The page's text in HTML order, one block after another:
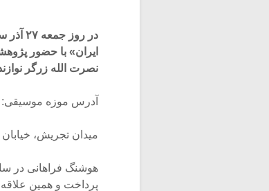
ایران» با حضور
نصرت­ الله زرگر
آدرس موزه موسیقی:
میدان تجریش،
پرداخت و همین